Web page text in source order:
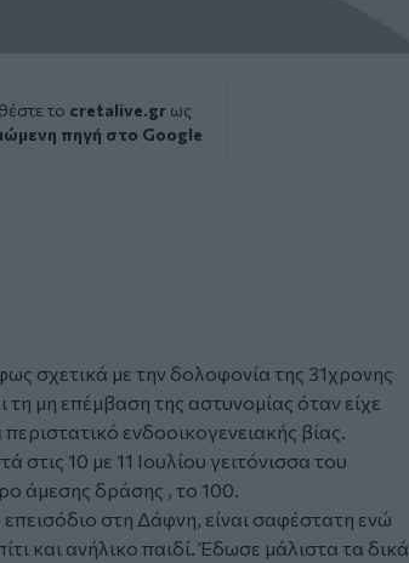
το cretalive.gr ως
πηγή στο Google
σχετικά με την δολοφονία της 31χρονης
τη μη επέμβαση της αστυνομίας όταν είχε
ενδοοικογενειακής βίας.
στις 10 με 11 Ιουλίου γειτόνισσα του
άμεσης δράσης , το 100.
στη Δάφνη, είναι σαφέστατη ενώ
και ανήλικο παιδί. Έδωσε μάλιστα τα δικά